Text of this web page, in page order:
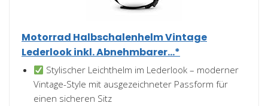
Motorrad Halbschalenhelm Vintage
Lederlook inkl. Abnehmbarer...*
Stylischer Leichthelm im Lederlook – moderner
Vintage-Style mit ausgezeichneter Passform für
einen sicheren Sitz